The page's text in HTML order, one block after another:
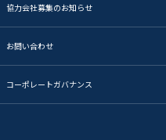
協力会社募集のお知らせ
お問い合わせ
コーポレートガバナンス